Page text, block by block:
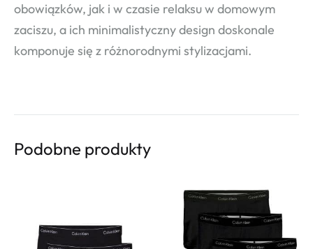
obowiązków, jak i w czasie relaksu w domowym
zaciszu, a ich minimalistyczny design doskonale
komponuje się z różnorodnymi stylizacjami.
Podobne produkty